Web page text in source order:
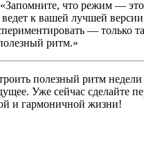
что режим —
ведет к вашей лучшей
— только
ритм.»
полезный ритм
Уже сейчас сделайте
и гармоничной жизни!